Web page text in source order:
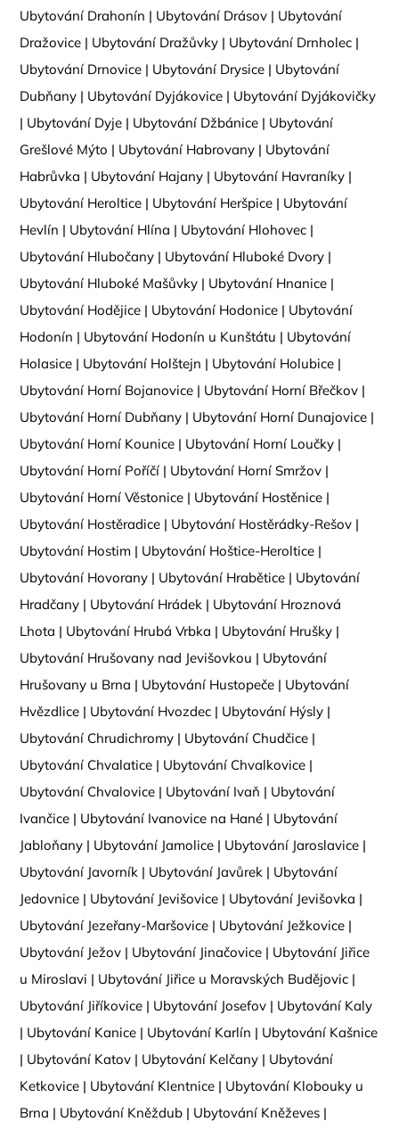
Ubytování Drahonín | Ubytování Drásov | Ubytování
Dražovice | Ubytování Dražůvky | Ubytování Drnholec |
Ubytování Drnovice | Ubytování Drysice | Ubytování
Dubňany | Ubytování Dyjákovice | Ubytování Dyjákovičky
| Ubytování Dyje | Ubytování Džbánice | Ubytování
Grešlové Mýto | Ubytování Habrovany | Ubytování
Habrůvka | Ubytování Hajany | Ubytování Havraníky |
Ubytování Heroltice | Ubytování Heršpice | Ubytování
Hevlín | Ubytování Hlína | Ubytování Hlohovec |
Ubytování Hlubočany | Ubytování Hluboké Dvory |
Ubytování Hluboké Mašůvky | Ubytování Hnanice |
Ubytování Hodějice | Ubytování Hodonice | Ubytování
Hodonín | Ubytování Hodonín u Kunštátu | Ubytování
Holasice | Ubytování Holštejn | Ubytování Holubice |
Ubytování Horní Bojanovice | Ubytování Horní Břečkov |
Ubytování Horní Dubňany | Ubytování Horní Dunajovice |
Ubytování Horní Kounice | Ubytování Horní Loučky |
Ubytování Horní Poříčí | Ubytování Horní Smržov |
Ubytování Horní Věstonice | Ubytování Hostěnice |
Ubytování Hostěradice | Ubytování Hostěrádky-Rešov |
Ubytování Hostim | Ubytování Hoštice-Heroltice |
Ubytování Hovorany | Ubytování Hrabětice | Ubytování
Hradčany | Ubytování Hrádek | Ubytování Hroznová
Lhota | Ubytování Hrubá Vrbka | Ubytování Hrušky |
Ubytování Hrušovany nad Jevišovkou | Ubytování
Hrušovany u Brna | Ubytování Hustopeče | Ubytování
Hvězdlice | Ubytování Hvozdec | Ubytování Hýsly |
Ubytování Chrudichromy | Ubytování Chudčice |
Ubytování Chvalatice | Ubytování Chvalkovice |
Ubytování Chvalovice | Ubytování Ivaň | Ubytování
Ivančice | Ubytování Ivanovice na Hané | Ubytování
Jabloňany | Ubytování Jamolice | Ubytování Jaroslavice |
Ubytování Javorník | Ubytování Javůrek | Ubytování
Jedovnice | Ubytování Jevišovice | Ubytování Jevišovka |
Ubytování Jezeřany-Maršovice | Ubytování Ježkovice |
Ubytování Ježov | Ubytování Jinačovice | Ubytování Jiřice
u Miroslavi | Ubytování Jiřice u Moravských Budějovic |
Ubytování Jiříkovice | Ubytování Josefov | Ubytování Kaly
| Ubytování Kanice | Ubytování Karlín | Ubytování Kašnice
| Ubytování Katov | Ubytování Kelčany | Ubytování
Ketkovice | Ubytování Klentnice | Ubytování Klobouky u
Brna | Ubytování Kněždub | Ubytování Kněževes |